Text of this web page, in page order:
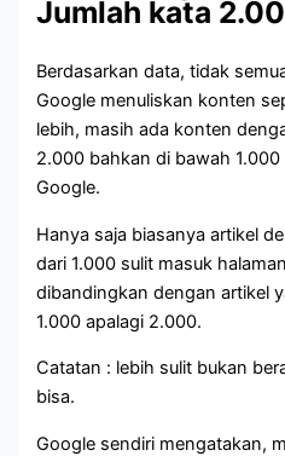
Jumlah kata
Berdasarkan data, tidak
Google menuliskan konten
lebih, masih ada konten
2.000 bahkan di bawah
Google.
Hanya saja biasanya artikel
dari 1.000 sulit masuk
dibandingkan dengan artikel
1.000 apalagi 2.000.
Catatan : lebih sulit bukan
bisa.
Google sendiri mengatakan,